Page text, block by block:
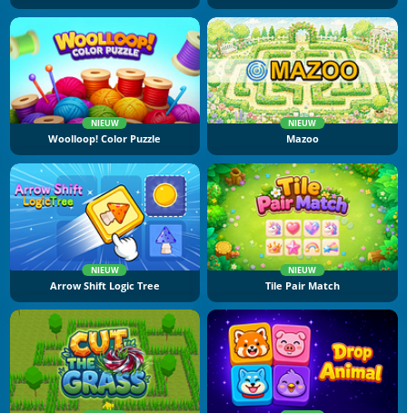
NIEUW
Woolloop! Color Puzzle
NIEUW
Mazoo
NIEUW
Arrow Shift Logic Tree
NIEUW
Tile Pair Match